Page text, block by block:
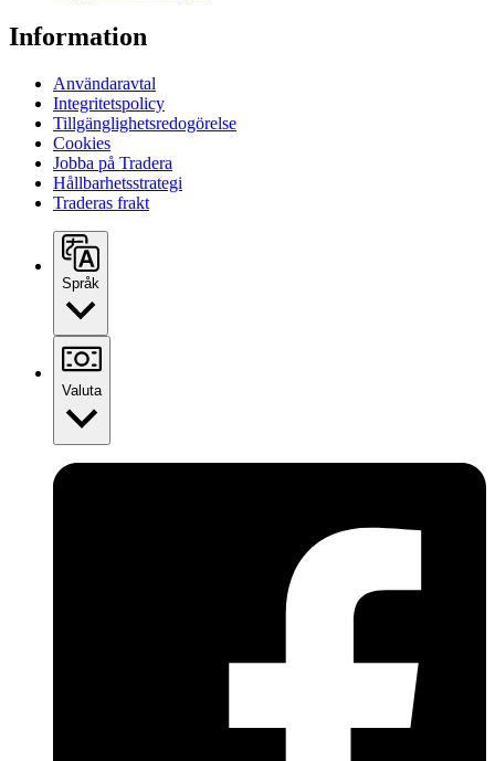
Information
Användaravtal
Integritetspolicy
Tillgänglighetsredogörelse
Cookies
Jobba på Tradera
Hållbarhetsstrategi
Traderas frakt
Språk
Valuta